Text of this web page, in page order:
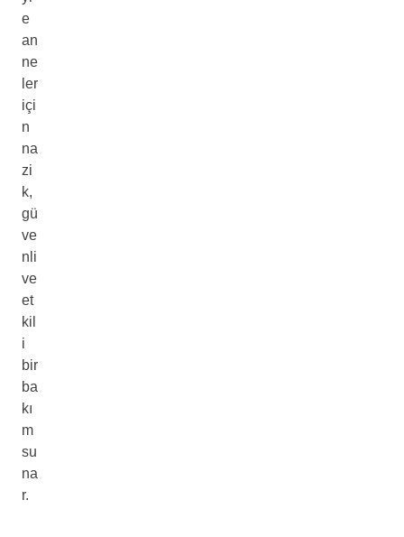
e
an
ne
ler
içi
n
na
zi
k,
gü
ve
nli
ve
et
kil
i
bir
ba
kı
m
su
na
r.